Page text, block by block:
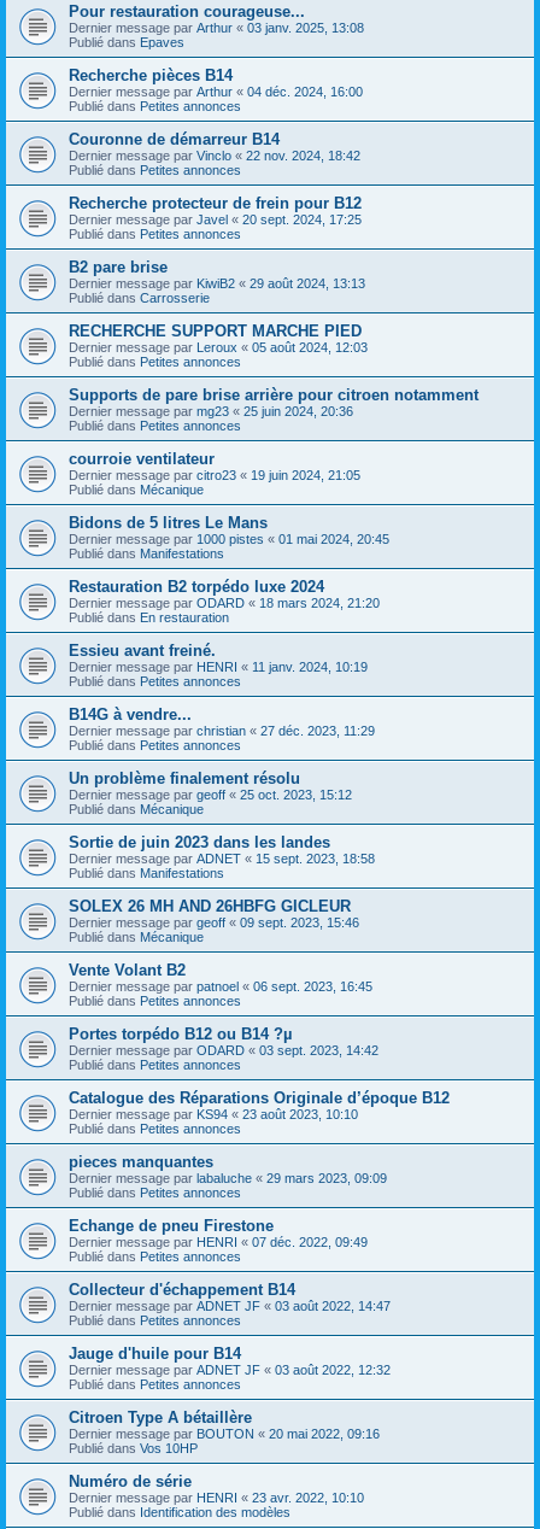
Pour restauration courageuse...
Dernier message par Arthur « 03 janv. 2025, 13:08
Publié dans Epaves
Recherche pièces B14
Dernier message par Arthur « 04 déc. 2024, 16:00
Publié dans Petites annonces
Couronne de démarreur B14
Dernier message par Vinclo « 22 nov. 2024, 18:42
Publié dans Petites annonces
Recherche protecteur de frein pour B12
Dernier message par Javel « 20 sept. 2024, 17:25
Publié dans Petites annonces
B2 pare brise
Dernier message par KiwiB2 « 29 août 2024, 13:13
Publié dans Carrosserie
RECHERCHE SUPPORT MARCHE PIED
Dernier message par Leroux « 05 août 2024, 12:03
Publié dans Petites annonces
Supports de pare brise arrière pour citroen notamment
Dernier message par mg23 « 25 juin 2024, 20:36
Publié dans Petites annonces
courroie ventilateur
Dernier message par citro23 « 19 juin 2024, 21:05
Publié dans Mécanique
Bidons de 5 litres Le Mans
Dernier message par 1000 pistes « 01 mai 2024, 20:45
Publié dans Manifestations
Restauration B2 torpédo luxe 2024
Dernier message par ODARD « 18 mars 2024, 21:20
Publié dans En restauration
Essieu avant freiné.
Dernier message par HENRI « 11 janv. 2024, 10:19
Publié dans Petites annonces
B14G à vendre...
Dernier message par christian « 27 déc. 2023, 11:29
Publié dans Petites annonces
Un problème finalement résolu
Dernier message par geoff « 25 oct. 2023, 15:12
Publié dans Mécanique
Sortie de juin 2023 dans les landes
Dernier message par ADNET « 15 sept. 2023, 18:58
Publié dans Manifestations
SOLEX 26 MH AND 26HBFG GICLEUR
Dernier message par geoff « 09 sept. 2023, 15:46
Publié dans Mécanique
Vente Volant B2
Dernier message par patnoel « 06 sept. 2023, 16:45
Publié dans Petites annonces
Portes torpédo B12 ou B14 ?µ
Dernier message par ODARD « 03 sept. 2023, 14:42
Publié dans Petites annonces
Catalogue des Réparations Originale d’époque B12
Dernier message par KS94 « 23 août 2023, 10:10
Publié dans Petites annonces
pieces manquantes
Dernier message par labaluche « 29 mars 2023, 09:09
Publié dans Petites annonces
Echange de pneu Firestone
Dernier message par HENRI « 07 déc. 2022, 09:49
Publié dans Petites annonces
Collecteur d'échappement B14
Dernier message par ADNET JF « 03 août 2022, 14:47
Publié dans Petites annonces
Jauge d'huile pour B14
Dernier message par ADNET JF « 03 août 2022, 12:32
Publié dans Petites annonces
Citroen Type A bétaillère
Dernier message par BOUTON « 20 mai 2022, 09:16
Publié dans Vos 10HP
Numéro de série
Dernier message par HENRI « 23 avr. 2022, 10:10
Publié dans Identification des modèles